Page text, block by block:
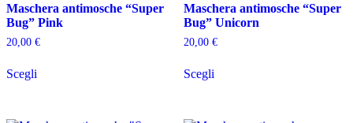
pagina
del
prodotto
pagina
del
prodotto
Maschera antimosche “Super
Bug” Pink
20,00 €
Scegliprodotto
Maschera antimosche “Super
Bug” Unicorn
20,00 €
Scegliprodotto